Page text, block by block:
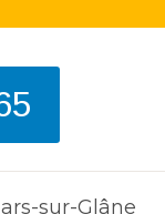
sur-Glâne
weekend.
d'entrée.